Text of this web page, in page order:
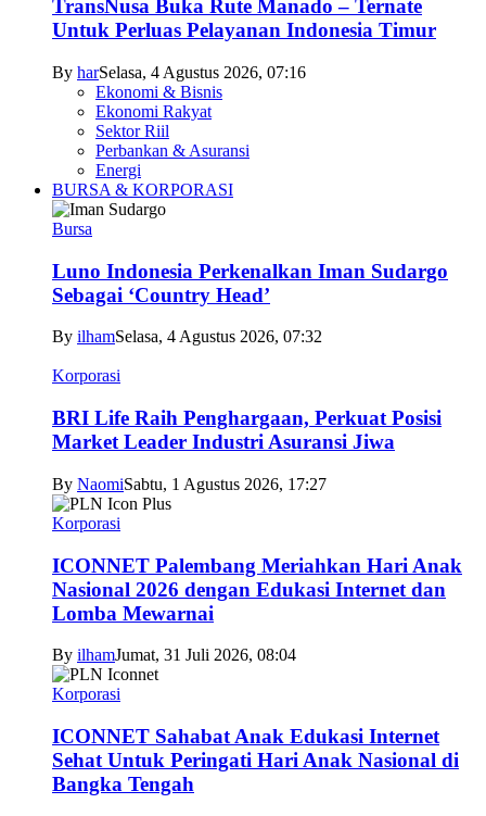
TransNusa Buka Rute Manado – Ternate
Untuk Perluas Pelayanan Indonesia Timur
By harSelasa, 4 Agustus 2026, 07:16
Ekonomi & Bisnis
Ekonomi Rakyat
Sektor Riil
Perbankan & Asuransi
Energi
BURSA & KORPORASI
Bursa
Luno Indonesia Perkenalkan Iman Sudargo
Sebagai ‘Country Head’
By ilhamSelasa, 4 Agustus 2026, 07:32
Korporasi
BRI Life Raih Penghargaan, Perkuat Posisi
Market Leader Industri Asuransi Jiwa
By NaomiSabtu, 1 Agustus 2026, 17:27
Korporasi
ICONNET Palembang Meriahkan Hari Anak
Nasional 2026 dengan Edukasi Internet dan
Lomba Mewarnai
By ilhamJumat, 31 Juli 2026, 08:04
Korporasi
ICONNET Sahabat Anak Edukasi Internet
Sehat Untuk Peringati Hari Anak Nasional di
Bangka Tengah